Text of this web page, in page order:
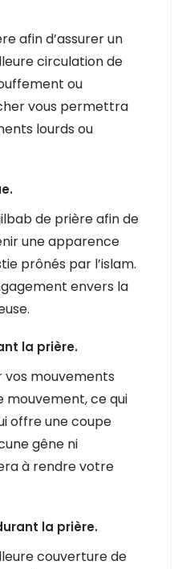
afin d’assurer un
circulation de
ou
vous permettra
lourds ou
de prière afin de
une apparence
prônés par l’islam.
envers la
la prière.
vos mouvements
ce qui
offre une coupe
gêne ni
à rendre votre
la prière.
couverture de